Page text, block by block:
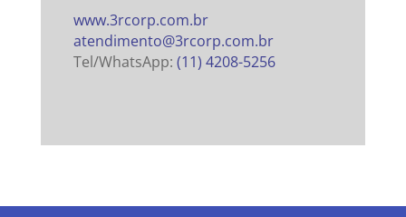
www.3rcorp.com.br
atendimento@3rcorp.com.br
Tel/WhatsApp: (11) 4208-5256